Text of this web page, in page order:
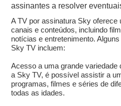
assinantes a resolver
A TV por assinatura Sky oferece
canais e conteúdos, incluindo
notícias e entretenimento.
Sky TV incluem:
Acesso a uma grande
a Sky TV, é possível assistir a
programas, filmes e séries de
todas as idades.